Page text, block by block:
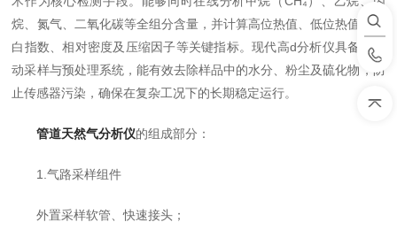
烷、氮气、二氧化碳等全组分含量，并计算高位热值、低位热值、华
白指数、相对密度及压缩因子等关键指标。现代高d分析仪具备全自
动采样与预处理系统，能有效去除样品中的水分、粉尘及硫化物，防
止传感器污染，确保在复杂工况下的长期稳定运行。
管道天然气分析仪的组成部分：
1.气路采样组件
外置采样软管、快速接头；